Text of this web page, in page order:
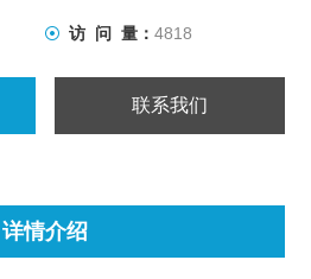
访 问 量： 4818
联系我们
详情介绍